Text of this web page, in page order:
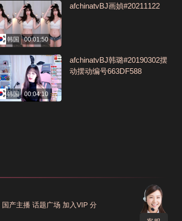
韩国 00:01:50
afchinatvBJ画媜#20211122
韩国 00:04:10
afchinatvBJ韩璐#20190302摆
动摆动编号663DF588
国产主播 话题广场 加入VIP 分